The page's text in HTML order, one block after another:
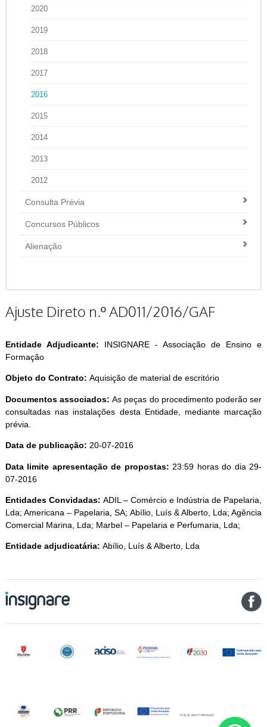
2020
2019
2018
2017
2016
2015
2014
2013
2012
Consulta Prévia
Concursos Públicos
Alienação
Ajuste Direto n.º AD011/2016/GAF
Entidade Adjudicante: INSIGNARE - Associação de Ensino e
Formação
Objeto do Contrato: Aquisição de material de escritório
Documentos associados:As peças do procedimento poderão ser
consultadas nas instalações desta Entidade, mediante marcação
prévia.
Data de publicação: 20-07-2016
Data limite apresentação de propostas: 23:59 horas do dia 29-
07-2016
Entidades Convidadas: ADIL – Comércio e Indústria de Papelaria,
Lda; Americana – Papelaria, SA; Abílio, Luís & Alberto, Lda; Agência
Comercial Marina, Lda; Marbel – Papelaria e Perfumaria, Lda;
Entidade adjudicatária: Abílio, Luís & Alberto, Lda